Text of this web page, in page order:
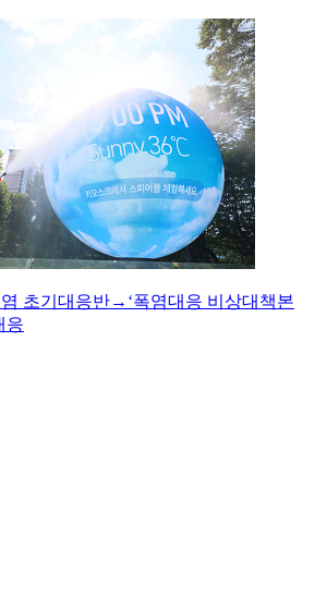
초기대응반→‘폭염대응 비상대책본
응